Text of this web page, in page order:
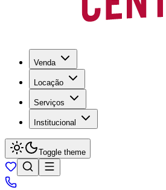
Venda
Locação
Serviços
Institucional
Toggle theme